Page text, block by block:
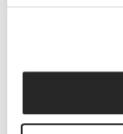
deras
Denna kurs
Om